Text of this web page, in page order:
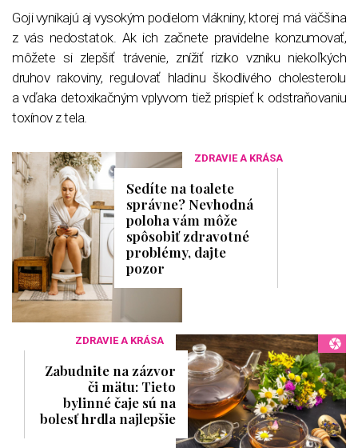
Goji vynikajú aj vysokým podielom vlákniny, ktorej má väčšina
z vás nedostatok. Ak ich začnete pravidelne konzumovať,
môžete si zlepšiť trávenie, znížiť riziko vzniku niekoľkých
druhov rakoviny, regulovať hladinu škodlivého cholesterolu
a vďaka detoxikačným vplyvom tiež prispieť k odstraňovaniu
toxínov z tela.
ZDRAVIE A KRÁSA
Sedíte na toalete
správne? Nevhodná
poloha vám môže
spôsobiť zdravotné
problémy, dajte
pozor
ZDRAVIE A KRÁSA
Zabudnite na zázvor
či mätu: Tieto
bylinné čaje sú na
bolesť hrdla najlepšie